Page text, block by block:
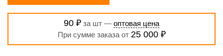
90 ₽ за шт — оптовая цена
При сумме заказа от 25 000 ₽